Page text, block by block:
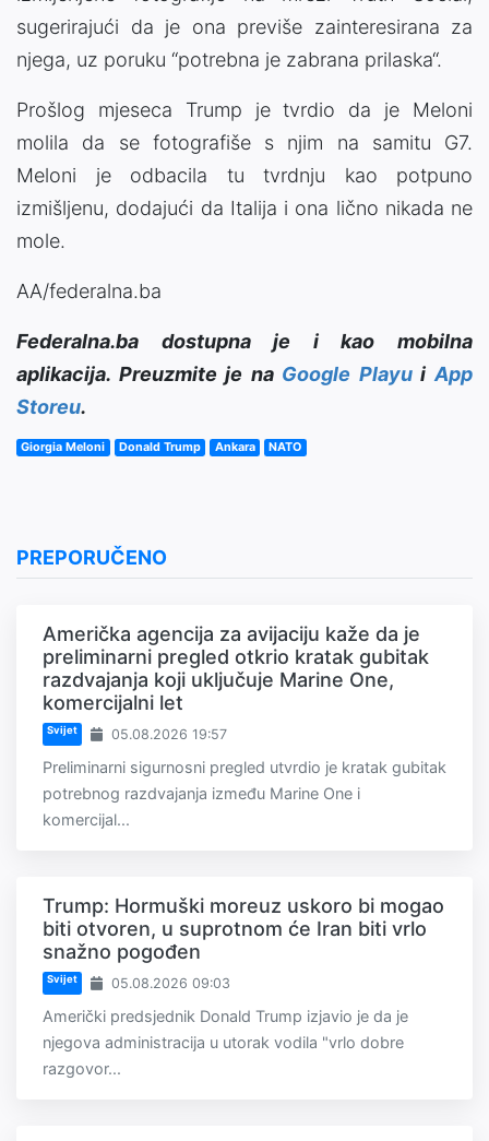
sugerirajući da je ona previše zainteresirana za
njega, uz poruku “potrebna je zabrana prilaska“.
Prošlog mjeseca Trump je tvrdio da je Meloni
molila da se fotografiše s njim na samitu G7.
Meloni je odbacila tu tvrdnju kao potpuno
izmišljenu, dodajući da Italija i ona lično nikada ne
mole.
AA/federalna.ba
Federalna.ba dostupna je i kao mobilna
aplikacija. Preuzmite je na Google PlayuiApp
Storeu.
Giorgia Meloni Donald Trump Ankara NATO
PREPORUČENO
Američka agencija za avijaciju kaže da je
preliminarni pregled otkrio kratak gubitak
razdvajanja koji uključuje Marine One,
komercijalni let
Svijet 05.08.2026 19:57
Preliminarni sigurnosni pregled utvrdio je kratak gubitak
potrebnog razdvajanja između Marine One i
komercijal...
Trump: Hormuški moreuz uskoro bi mogao
biti otvoren, u suprotnom će Iran biti vrlo
snažno pogođen
Svijet 05.08.2026 09:03
Američki predsjednik Donald Trump izjavio je da je
njegova administracija u utorak vodila "vrlo dobre
razgovor...